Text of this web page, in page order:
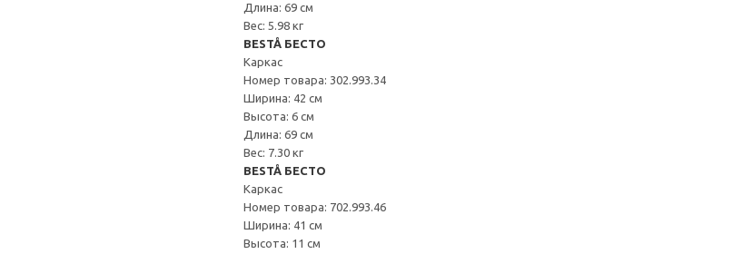
Длина: 69 см
Вес: 5.98 кг
BESTÅ БЕСТО
Каркас
Номер товара: 302.993.34
Ширина: 42 см
Высота: 6 см
Длина: 69 см
Вес: 7.30 кг
BESTÅ БЕСТО
Каркас
Номер товара: 702.993.46
Ширина: 41 см
Высота: 11 см